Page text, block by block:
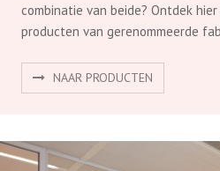
combinatie van beide? Ontdek
producten van gerenommeerde
NAAR PRODUCTEN